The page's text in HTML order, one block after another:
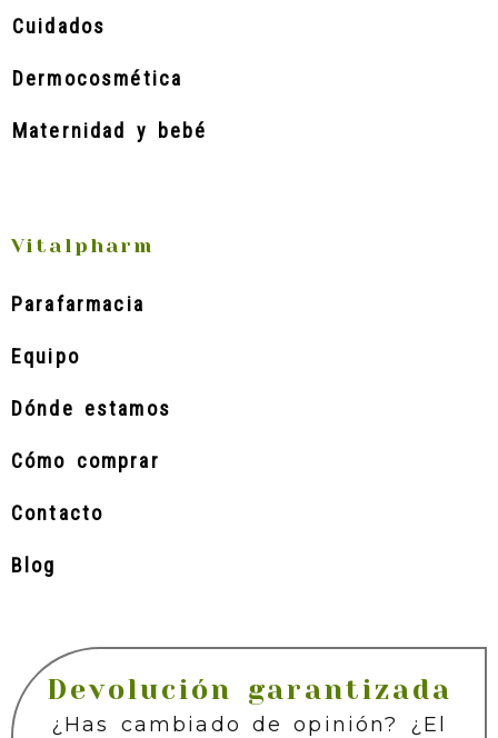
Cuidados
Dermocosmética
Maternidad y bebé
Vitalpharm
Parafarmacia
Equipo
Dónde estamos
Cómo comprar
Contacto
Blog
Devolución garantizada
¿Has cambiado de opinión? ¿El